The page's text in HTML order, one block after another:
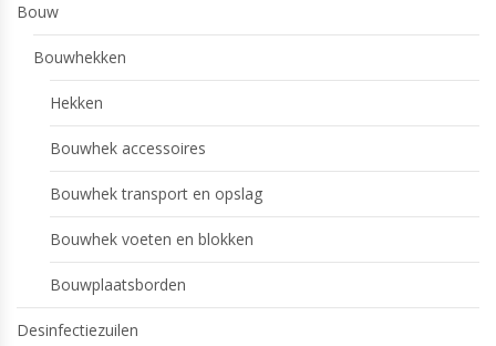
Bouw
Bouwhekken
Hekken
Bouwhek accessoires
Bouwhek transport en opslag
Bouwhek voeten en blokken
Bouwplaatsborden
Desinfectiezuilen